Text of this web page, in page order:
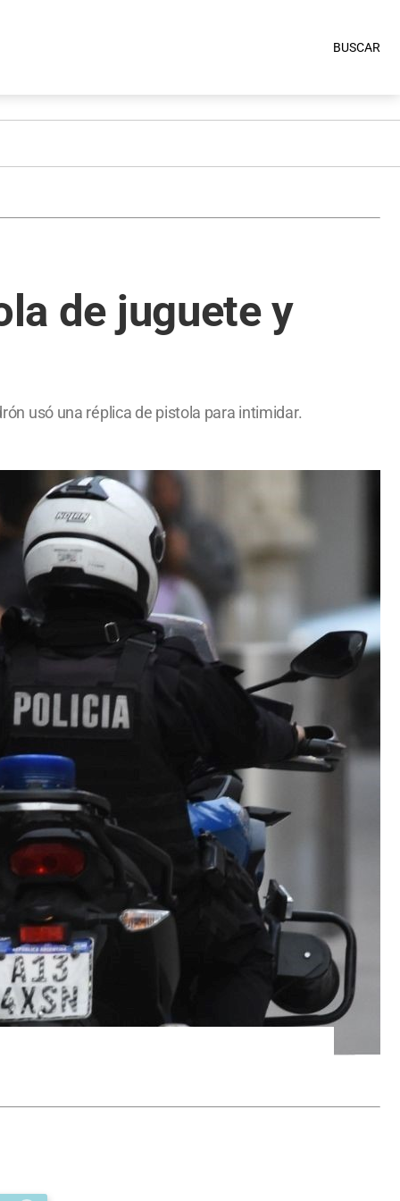
BUSCAR
de juguete y
usó una réplica de pistola para intimidar.